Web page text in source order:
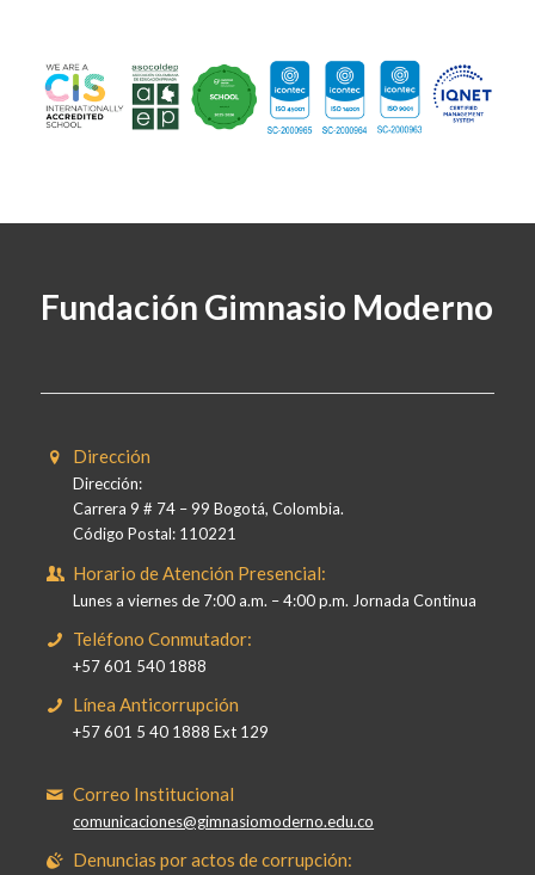
Fundación Gimnasio Moderno
Dirección
Dirección:
Carrera 9 # 74 – 99 Bogotá, Colombia.
Código Postal: 110221
Horario de Atención Presencial:
Lunes a viernes de 7:00 a.m. – 4:00 p.m. Jornada Continua
Teléfono Conmutador:
+57 601 540 1888
Línea Anticorrupción
+57 601 5 40 1888 Ext 129
Correo Institucional
comunicaciones@gimnasiomoderno.edu.co
Denuncias por actos de corrupción: